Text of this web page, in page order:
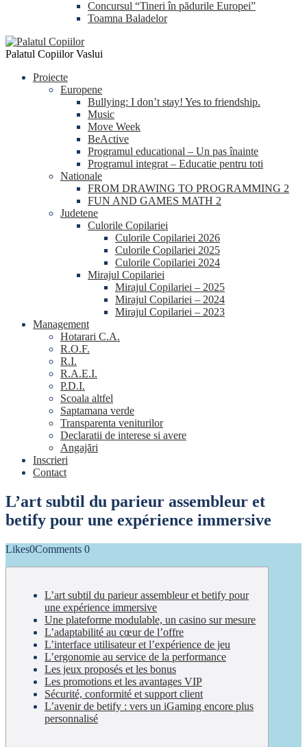
Concursul “Tineri în pădurile Europei”
Toamna Baladelor
Palatul Copiilor Vaslui
Proiecte
Europene
Bullying: I don’t stay! Yes to friendship.
Music
Move Week
BeActive
Programul educational – Un pas înainte
Programul integrat – Educatie pentru toti
Nationale
FROM DRAWING TO PROGRAMMING 2
FUN AND GAMES MATH 2
Judetene
Culorile Copilariei
Culorile Copilariei 2026
Culorile Copilariei 2025
Culorile Copilariei 2024
Mirajul Copilariei
Mirajul Copilariei – 2025
Mirajul Copilariei – 2024
Mirajul Copilariei – 2023
Management
Hotarari C.A.
R.O.F.
R.I.
R.A.E.I.
P.D.I.
Scoala altfel
Saptamana verde
Transparenta veniturilor
Declaratii de interese si avere
Angajări
Inscrieri
Contact
L’art subtil du parieur assembleur et
betify pour une expérience immersive
Likes0Comments 0
L’art subtil du parieur assembleur et betify pour
une expérience immersive
Une plateforme modulable, un casino sur mesure
L’adaptabilité au cœur de l’offre
L’interface utilisateur et l’expérience de jeu
L’ergonomie au service de la performance
Les jeux proposés et les bonus
Les promotions et les avantages VIP
Sécurité, conformité et support client
L’avenir de betify : vers un iGaming encore plus
personnalisé